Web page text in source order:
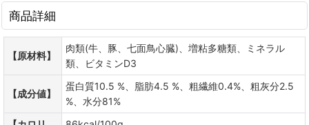
商品詳細
【原材料】
肉類(牛、豚、七面鳥心臓)、増粘多糖類、ミネラル
類、ビタミンD3
【成分値】
蛋白質10.5 %、脂肪4.5 %、粗繊維0.4%、粗灰分2.5
%、水分81%